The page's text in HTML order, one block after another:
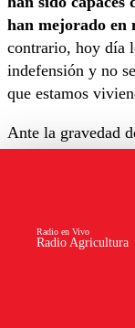
han mejorado en
contrario, hoy día
indefensión y no
que estamos
Ante la gravedad
Departamento de
Frente a esto, la
Radio Agricultura
Radio en Vivo